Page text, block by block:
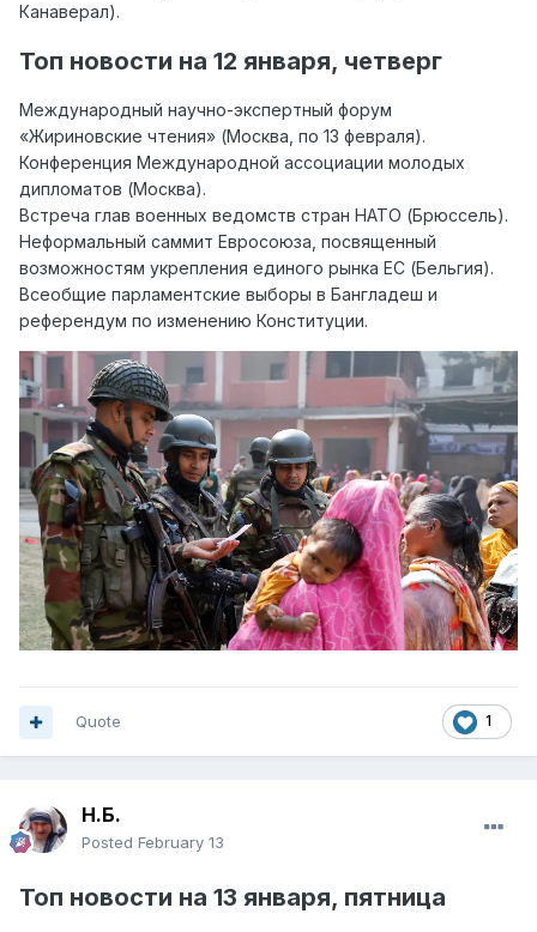
Канаверал).
Топ новости на 12 января, четверг
Международный научно-экспертный форум
«Жириновские чтения» (Москва, по 13 февраля).
Конференция Международной ассоциации молодых
дипломатов (Москва).
Встреча глав военных ведомств стран НАТО (Брюссель).
Неформальный саммит Евросоюза, посвященный
возможностям укрепления единого рынка ЕС (Бельгия).
Всеобщие парламентские выборы в Бангладеш и
референдум по изменению Конституции.
1
Quote
Н.Б.
Posted February 13
Топ новости на 13 января, пятница